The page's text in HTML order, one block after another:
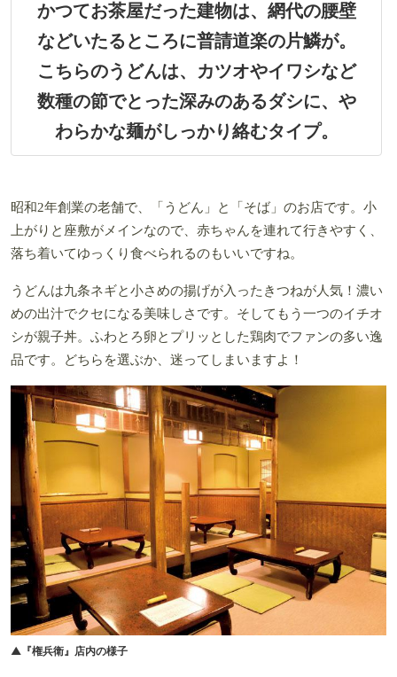
かつてお茶屋だった建物は、網代の腰壁
などいたるところに普請道楽の片鱗が。
こちらのうどんは、カツオやイワシなど
数種の節でとった深みのあるダシに、や
わらかな麺がしっかり絡むタイプ。
昭和2年創業の老舗で、「うどん」と「そば」のお店です。小
上がりと座敷がメインなので、赤ちゃんを連れて行きやすく、
落ち着いてゆっくり食べられるのもいいですね。
うどんは九条ネギと小さめの揚げが入ったきつねが人気！濃い
めの出汁でクセになる美味しさです。そしてもう一つのイチオ
シが親子丼。ふわとろ卵とプリッとした鶏肉でファンの多い逸
品です。どちらを選ぶか、迷ってしまいますよ！
▲『権兵衛』店内の様子